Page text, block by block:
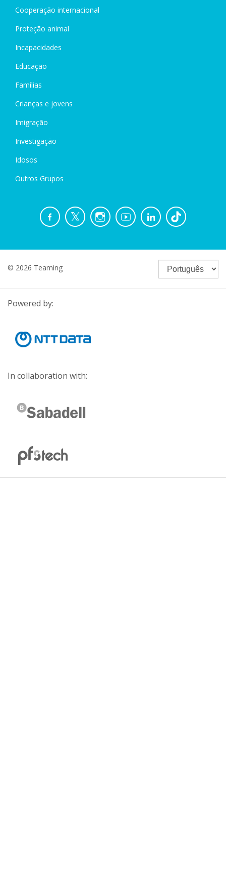
Cooperação internacional
Proteção animal
Incapacidades
Educação
Famílias
Crianças e jovens
Imigração
Investigação
Idosos
Outros Grupos
© 2026 Teaming
Powered by:
In collaboration with: